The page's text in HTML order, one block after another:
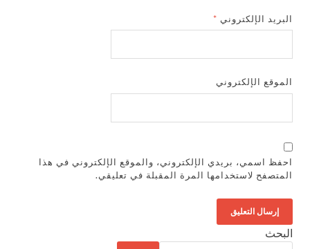
البريد الإلكتروني *
الموقع الإلكتروني
احفظ اسمي، بريدي الإلكتروني، والموقع الإلكتروني في هذا
المتصفح لاستخدامها المرة المقبلة في تعليقي.
البحث